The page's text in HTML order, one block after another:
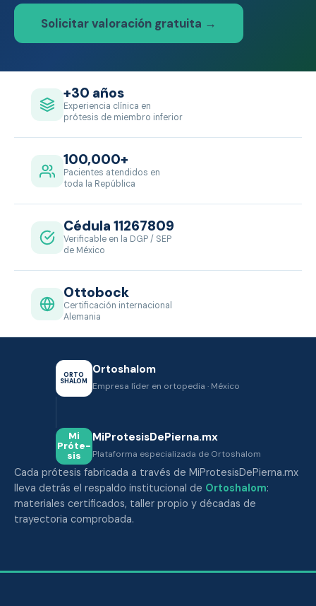
Solicitar valoración gratuita →
+30 años
Experiencia clínica en
prótesis de miembro inferior
100,000+
Pacientes atendidos en
toda la República
Cédula 11267809
Verificable en la DGP / SEP
de México
Ottobock
Certificación internacional
Alemania
ORTO
SHALOM
Ortoshalom
Empresa líder en ortopedia · México
Mi
Próte­
sis
MiProtesisDePierna.mx
Plataforma especializada de Ortoshalom
Cada prótesis fabricada a través de MiProtesisDePierna.mx
lleva detrás el respaldo institucional de Ortoshalom:
materiales certificados, taller propio y décadas de
trayectoria comprobada.